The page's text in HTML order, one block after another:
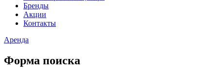
Бренды
Акции
Контакты
Аренда
Форма поиска